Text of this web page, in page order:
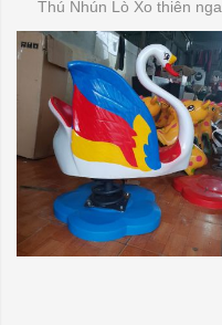
Thú Nhún Lò Xo thiên nga